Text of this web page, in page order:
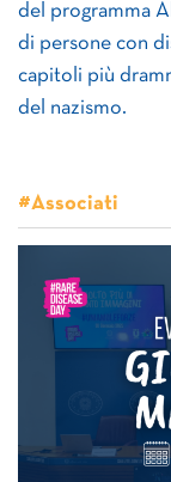
del programma
di persone con
capitoli più
del nazismo.
#Associati